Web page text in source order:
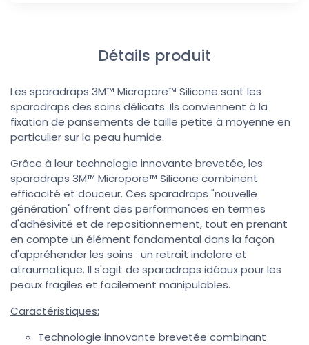
Détails produit
Les sparadraps 3M™ Micropore™ Silicone sont les
sparadraps des soins délicats. Ils conviennent à la
fixation de pansements de taille petite à moyenne en
particulier sur la peau humide.
Grâce à leur technologie innovante brevetée, les
sparadraps 3M™ Micropore™ Silicone combinent
efficacité et douceur. Ces sparadraps "nouvelle
génération" offrent des performances en termes
d'adhésivité et de repositionnement, tout en prenant
en compte un élément fondamental dans la façon
d'appréhender les soins : un retrait indolore et
atraumatique. Il s'agit de sparadraps idéaux pour les
peaux fragiles et facilement manipulables.
Caractéristiques:
Technologie innovante brevetée combinant